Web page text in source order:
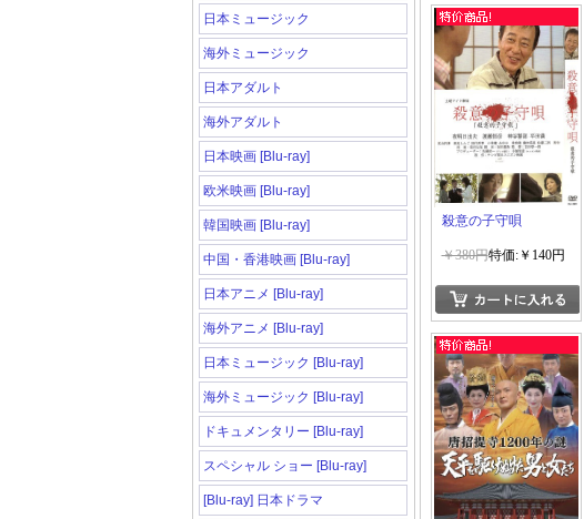
日本ミュージック
海外ミュージック
日本アダルト
海外アダルト
日本映画 [Blu-ray]
欧米映画 [Blu-ray]
韓国映画 [Blu-ray]
中国・香港映画 [Blu-ray]
日本アニメ [Blu-ray]
海外アニメ [Blu-ray]
日本ミュージック [Blu-ray]
海外ミュージック [Blu-ray]
ドキュメンタリー [Blu-ray]
スペシャル ショー [Blu-ray]
[Blu-ray] 日本ドラマ
殺意の子守唄
￥380円特価:￥140円